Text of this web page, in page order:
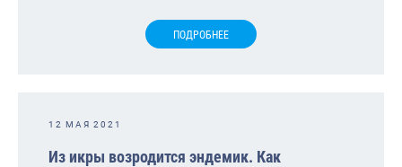
ПОДРОБНЕЕ
12 МАЯ 2021
Из икры возродится эндемик. Как